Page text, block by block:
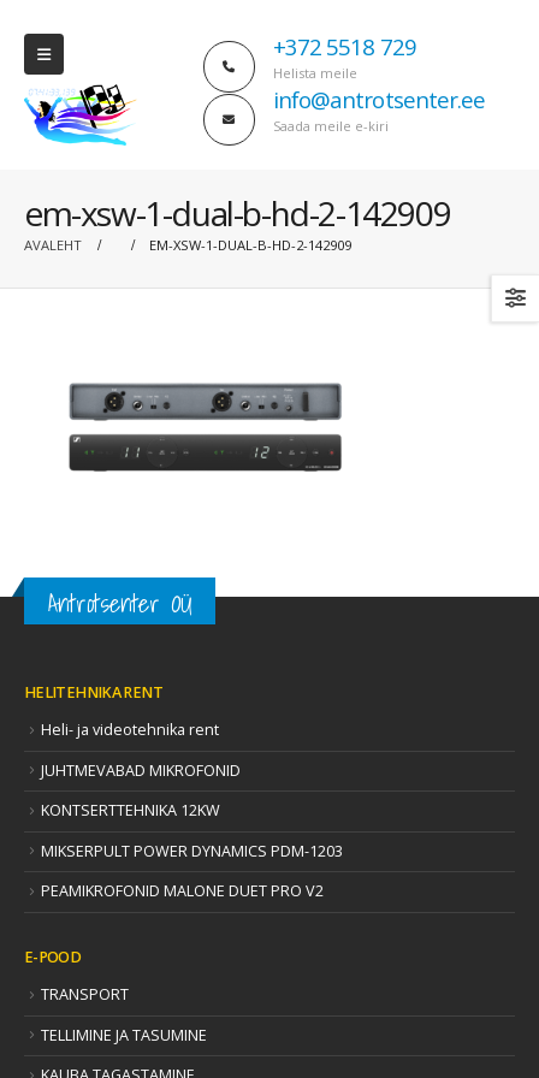
+372 5518 729
Helista meile
info@antrotsenter.ee
Saada meile e-kiri
em-xsw-1-dual-b-hd-2-142909
AVALEHT EM-XSW-1-DUAL-B-HD-2-142909
Antrotsenter OÜ
HELITEHNIKA RENT
Heli- ja videotehnika rent
JUHTMEVABAD MIKROFONID
KONTSERTTEHNIKA 12KW
MIKSERPULT POWER DYNAMICS PDM-1203
PEAMIKROFONID MALONE DUET PRO V2
E-POOD
TRANSPORT
TELLIMINE JA TASUMINE